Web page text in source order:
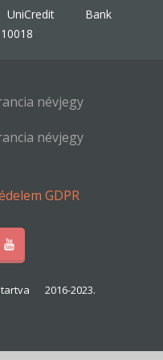
Bank
GDPR
2016-2023.